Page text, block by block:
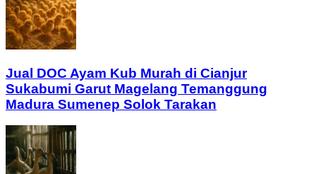
Jual DOC Ayam Kub Murah di Cianjur
Sukabumi Garut Magelang Temanggung
Madura Sumenep Solok Tarakan